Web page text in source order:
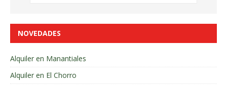
NOVEDADES
Alquiler en Manantiales
Alquiler en El Chorro